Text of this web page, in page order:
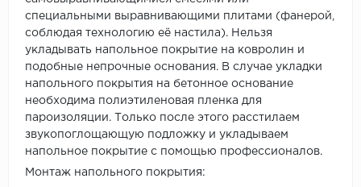
специальными выравнивающими плитами (фанерой,
соблюдая технологию её настила). Нельзя
укладывать напольное покрытие на ковролин и
подобные непрочные основания. В случае укладки
напольного покрытия на бетонное основание
необходима полиэтиленовая пленка для
пароизоляции. Только после этого расстилаем
звукопоглощающую подложку и укладываем
напольное покрытие с помощью профессионалов.
Монтаж напольного покрытия: